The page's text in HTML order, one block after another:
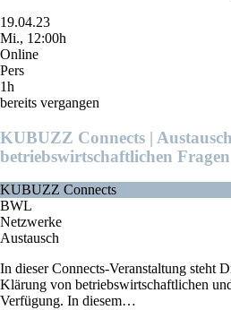
19.04.23
Mi., 12:00h
Online
Pers
1h
bereits vergangen
KUBUZZ Connects |
betriebswirtschaftlichen Fragen
KUBUZZ Connects
BWL
Netzwerke
Austausch
In dieser Connects-Veranstaltung steht
Klärung von betriebswirtschaftlichen
Verfügung. In diesem…